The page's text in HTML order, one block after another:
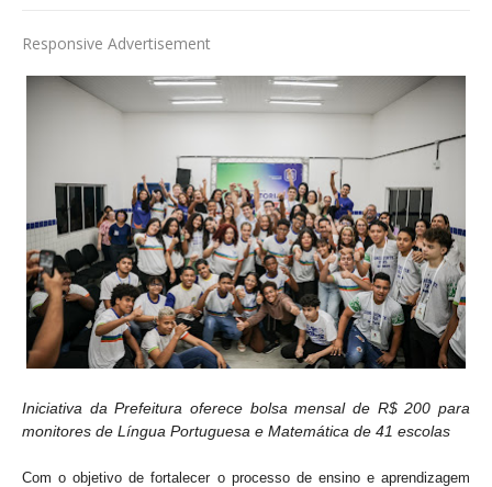
Responsive Advertisement
Iniciativa da Prefeitura oferece bolsa mensal de R$ 200 para
monitores de Língua Portuguesa e Matemática de 41 escolas
Com o objetivo de fortalecer o processo de ensino e aprendizagem